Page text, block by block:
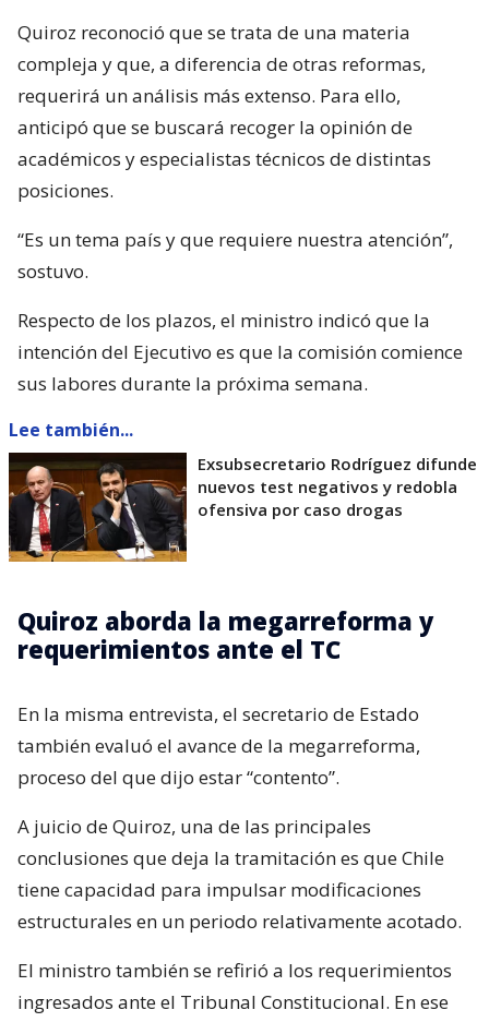
Quiroz reconoció que se trata de una materia
compleja y que, a diferencia de otras reformas,
requerirá un análisis más extenso. Para ello,
anticipó que se buscará recoger la opinión de
académicos y especialistas técnicos de distintas
posiciones.
“Es un tema país y que requiere nuestra atención”,
sostuvo.
Respecto de los plazos, el ministro indicó que la
intención del Ejecutivo es que la comisión comience
sus labores durante la próxima semana.
Lee también...
Exsubsecretario Rodríguez difunde
nuevos test negativos y redobla
ofensiva por caso drogas
Quiroz aborda la megarreforma y
requerimientos ante el TC
En la misma entrevista, el secretario de Estado
también evaluó el avance de la megarreforma,
proceso del que dijo estar “contento”.
A juicio de Quiroz, una de las principales
conclusiones que deja la tramitación es que Chile
tiene capacidad para impulsar modificaciones
estructurales en un periodo relativamente acotado.
El ministro también se refirió a los requerimientos
ingresados ante el Tribunal Constitucional. En ese